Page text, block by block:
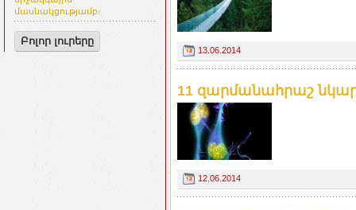
մասնակցությամբ։
Բոլոր լուրերը
13.06.2014
11 զարմանահրաշ
12.06.2014